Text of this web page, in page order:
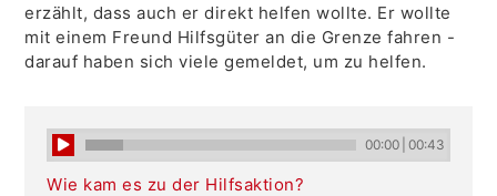
erzählt, dass auch er direkt helfen wollte. Er wollte
mit einem Freund Hilfsgüter an die Grenze fahren -
darauf haben sich viele gemeldet, um zu helfen.
00:00 00:43
Wie kam es zu der Hilfsaktion?